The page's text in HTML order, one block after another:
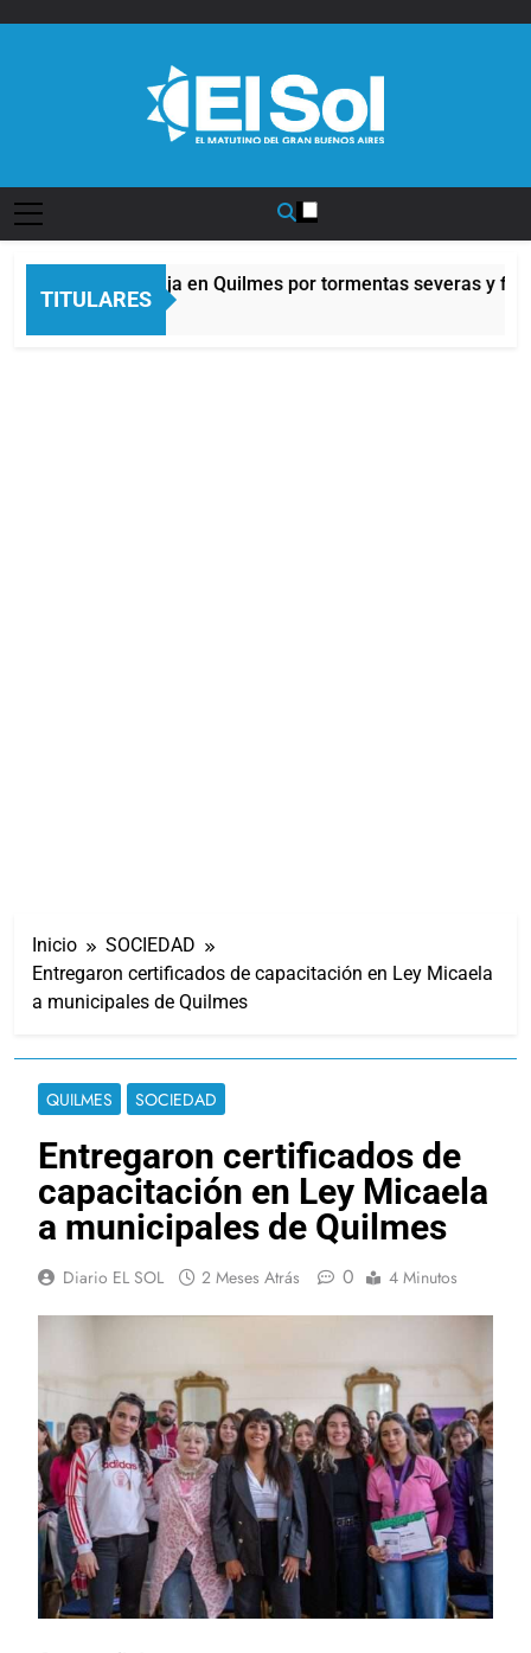
TITULARES
Alerta naranja en Quilmes por tormentas severas y
9 Horas Atrás
Inicio
SOCIEDAD
Entregaron certificados de capacitación en Ley Micaela
a municipales de Quilmes
QUILMES SOCIEDAD
Entregaron certificados de
capacitación en Ley Micaela
a municipales de Quilmes
Diario EL SOL 2 Meses Atrás 0 4 Minutos